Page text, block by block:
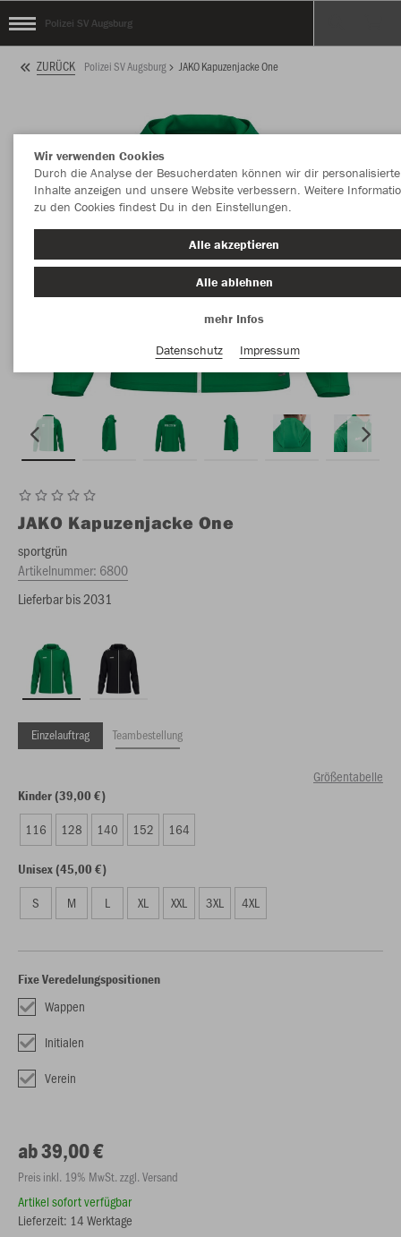
Polizei SV Augsburg
ZURÜCK Polizei SV Augsburg JAKO Kapuzenjacke One
JAKO Kapuzenjacke One
sportgrün
Artikelnummer: 6800
Lieferbar bis 2031
Einzelauftrag Teambestellung
Größentabelle
Kinder (39,00 €)
116 128 140 152 164
Unisex (45,00 €)
S M L XL XXL 3XL 4XL
Fixe Veredelungspositionen
Wappen
Initialen
Verein
ab 39,00 €
Preis inkl. 19% MwSt. zzgl. Versand
Artikel sofort verfügbar
Lieferzeit: 14 Werktage
Wir verwenden Cookies
Durch die Analyse der Besucherdaten können wir dir personalisierte
Inhalte anzeigen und unsere Website verbessern. Weitere
zu den Cookies findest Du in den Einstellungen.
Alle akzeptieren
Alle ablehnen
mehr Infos
Datenschutz
Impressum